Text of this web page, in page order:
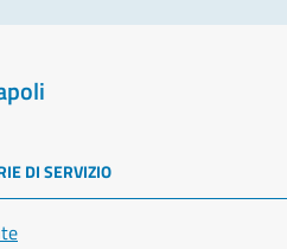
DI SERVIZIO